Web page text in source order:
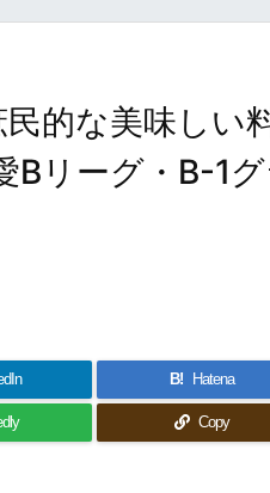
的な美味しい
リーグ・B-1グ
B! Hatena
Copy